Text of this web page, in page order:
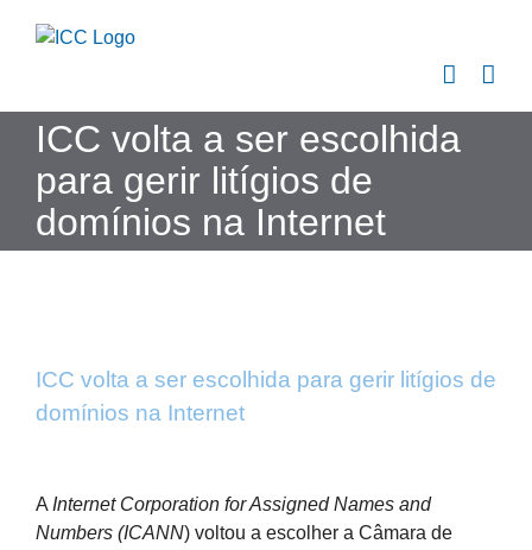
ICC volta a ser escolhida
para gerir litígios de
domínios na Internet
ICC volta a ser escolhida para gerir litígios de
domínios na Internet
Larger
Image
A Internet Corporation for Assigned Names and
Numbers (ICANN) voltou a escolher a Câmara de